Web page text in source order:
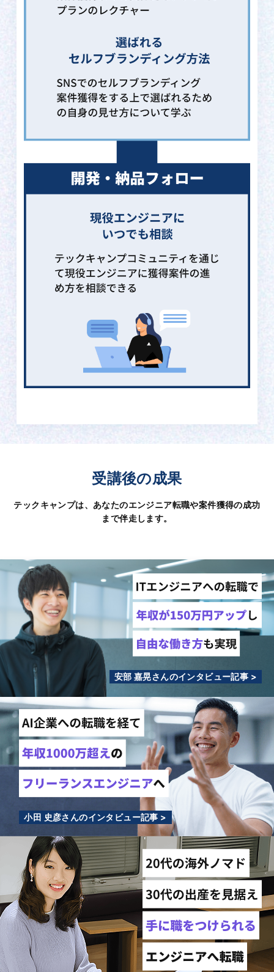
受講後の成果
テックキャンプは、あなたのエンジニア転職や案件獲得の成功
まで伴走します。
安部 嘉晃さんのインタビュー記事 >
小田 史彦さんのインタビュー記事 >